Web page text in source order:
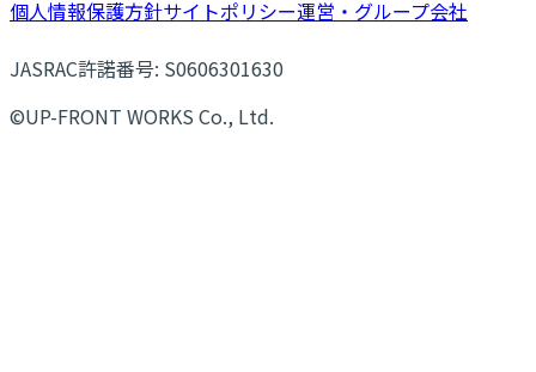
個人情報保護方針サイトポリシー運営・グループ会社
JASRAC許諾番号: S0606301630
©UP-FRONT WORKS Co., Ltd.